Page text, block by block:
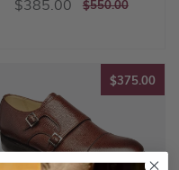
销
$385.00 $385.00
正
$550.00$550.00
$375.00